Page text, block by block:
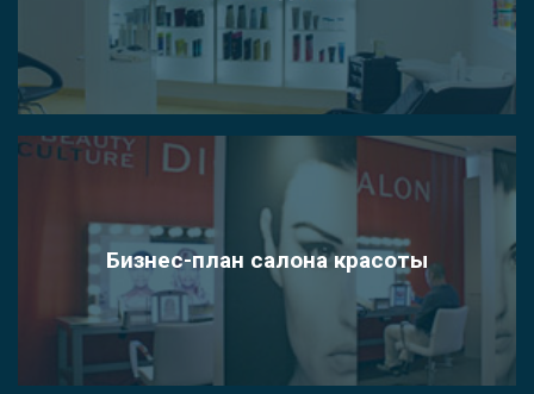
Бизнес-план салона красоты